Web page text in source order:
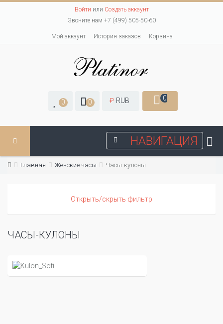
Войти или Создать аккаунт
Звоните нам +7 (499) 505-50-60
Мой аккаунт История заказов Корзина
0 0 ₽ RUB 0
НАВИГАЦИЯ
Главная Женские часы Часы-кулоны
Открыть/скрыть фильтр
ЧАСЫ-КУЛОНЫ